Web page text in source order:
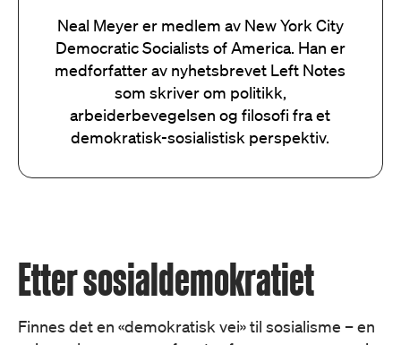
Neal Meyer er medlem av New York City
Democratic Socialists of America. Han er
medforfatter av nyhetsbrevet Left Notes
som skriver om politikk,
arbeiderbevegelsen og filosofi fra et
demokratisk-sosialistisk perspektiv.
Etter sosialdemokratiet
Finnes det en «demokratisk vei» til sosialisme – en